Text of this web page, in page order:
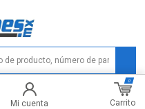
Mi cuenta Carrito
0